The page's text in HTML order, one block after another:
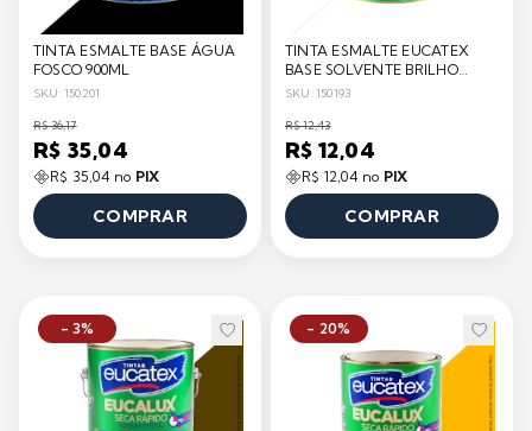
TINTA ESMALTE BASE ÁGUA
FOSCO 900ML
SKU: 150201
R$ 36,17
R$ 35,04
R$ 35,04 no PIX
COMPRAR
TINTA ESMALTE EUCATEX
BASE SOLVENTE BRILHO
225ML
SKU: 150193
R$ 12,43
R$ 12,04
R$ 12,04 no PIX
COMPRAR
- 3% - 20%